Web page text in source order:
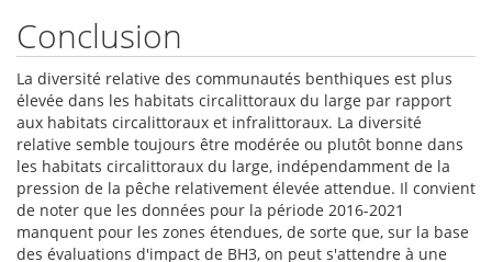
Conclusion
La diversité relative des communautés benthiques est plus
élevée dans les habitats circalittoraux du large par rapport
aux habitats circalittoraux et infralittoraux. La diversité
relative semble toujours être modérée ou plutôt bonne dans
les habitats circalittoraux du large, indépendamment de la
pression de la pêche relativement élevée attendue. Il convient
de noter que les données pour la période 2016-2021
manquent pour les zones étendues, de sorte que, sur la base
des évaluations d'impact de BH3, on peut s'attendre à une